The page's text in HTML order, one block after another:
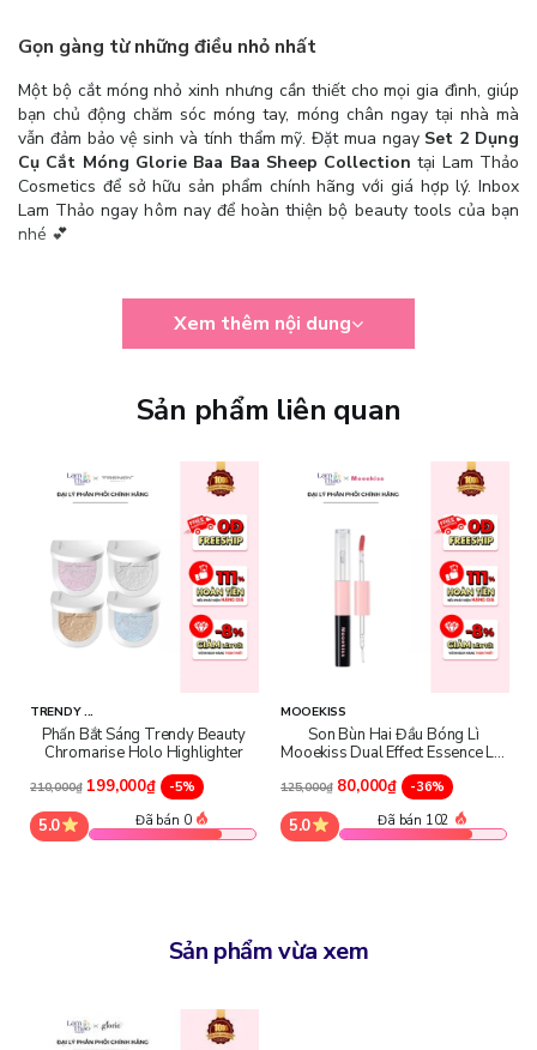
Gọn gàng từ những điều nhỏ nhất
Một bộ cắt móng nhỏ xinh nhưng cần thiết cho mọi gia đình, giúp
bạn chủ động chăm sóc móng tay, móng chân ngay tại nhà mà
vẫn đảm bảo vệ sinh và tính thẩm mỹ. Đặt mua ngay Set 2 Dụng
Cụ Cắt Móng Glorie Baa Baa Sheep Collection tại Lam Thảo
Cosmetics để sở hữu sản phẩm chính hãng với giá hợp lý. Inbox
Lam Thảo ngay hôm nay để hoàn thiện bộ beauty tools của bạn
nhé 💕
Xem thêm nội dung
Sản phẩm liên quan
TRENDY ...
Phấn Bắt Sáng Trendy Beauty
Chromarise Holo Highlighter
210,000₫ 199,000₫ -5%
5.0 Đã bán 0
MOOEKISS
Son Bùn Hai Đầu Bóng Lì
Mooekiss Dual Effect Essence Lip
Mud
125,000₫ 80,000₫ -36%
5.0 Đã bán 102
Sản phẩm vừa xem